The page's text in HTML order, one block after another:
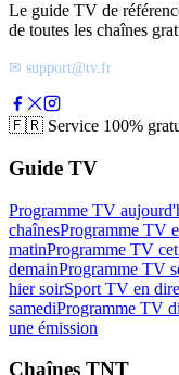
Le guide TV de
de toutes les chaînes
✉ support@tv.fr
🇫🇷 Service 100%
Guide TV
Programme TV
chaînesProgramme TV
matinProgramme TV
demainProgramme TV
hier soirSport TV en
samediProgramme TV
une émission
Chaînes TNT